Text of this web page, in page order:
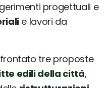
progettuali e
e lavori da
tre proposte
edili della città,